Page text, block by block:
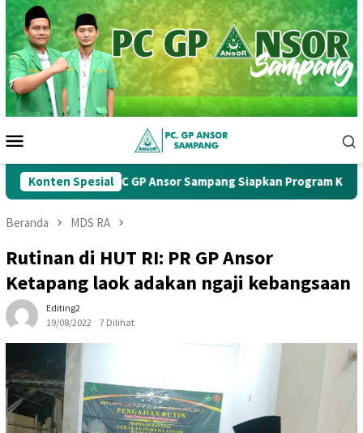
Loncat
ke
konten
Mobile
Konten Spesial
Ke-1, PC GP Ansor Sampang Siapkan Program Kerja
Beranda MDS RA
Rutinan di HUT RI: PR GP Ansor
Ketapang laok adakan ngaji kebangsaan
Editing2
19/08/2022
7 Dilihat